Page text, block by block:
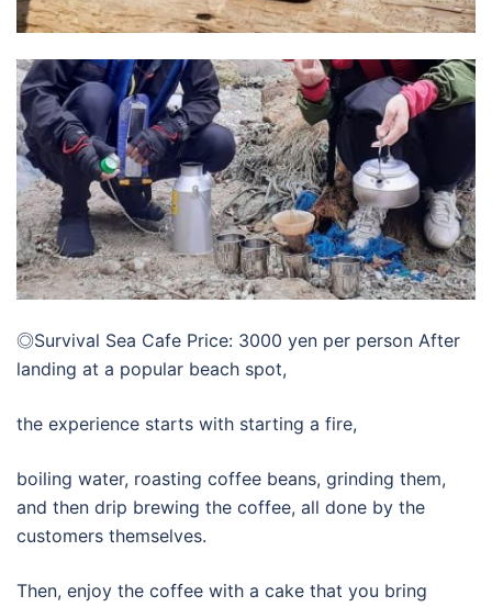
◎Survival Sea Cafe Price: 3000 yen per person After
landing at a popular beach spot,
the experience starts with starting a fire,
boiling water, roasting coffee beans, grinding them,
and then drip brewing the coffee, all done by the
customers themselves.
Then, enjoy the coffee with a cake that you bring